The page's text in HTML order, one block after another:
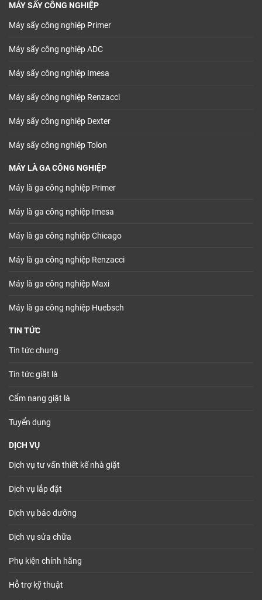
MÁY SẤY CÔNG NGHIỆP
Máy sấy công nghiệp Primer
Máy sấy công nghiệp ADC
Máy sấy công nghiệp Imesa
Máy sấy công nghiệp Renzacci
Máy sấy công nghiệp Dexter
Máy sấy công nghiệp Tolon
MÁY LÀ GA CÔNG NGHIỆP
Máy là ga công nghiệp Primer
Máy là ga công nghiệp Imesa
Máy là ga công nghiệp Chicago
Máy là ga công nghiệp Renzacci
Máy là ga công nghiệp Maxi
Máy là ga công nghiệp Huebsch
TIN TỨC
Tin tức chung
Tin tức giặt là
Cẩm nang giặt là
Tuyển dụng
DỊCH VỤ
Dịch vụ tư vấn thiết kế nhà giặt
Dịch vụ lắp đặt
Dịch vụ bảo dưỡng
Dịch vụ sửa chữa
Phụ kiện chính hãng
Hỗ trợ kỹ thuật